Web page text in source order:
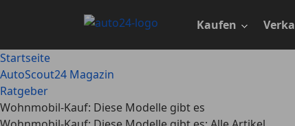
Kaufen
Startseite
AutoScout24 Magazin
Ratgeber
Wohnmobil-Kauf: Diese Modelle gibt es